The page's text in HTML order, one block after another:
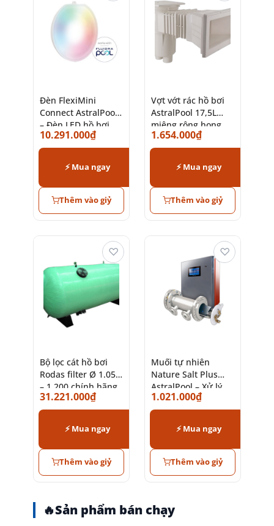
Đèn FlexiMini
Connect AstralPool
– Đèn LED hồ bơi
chính hãng Tây Ban
Nha
10.291.000₫
⚡ Mua ngay
Thêm vào giỷ
Vợt vớt rác hồ bơi
AstralPool 17,5L
miệng rộng họng
kéo dài
1.654.000₫
⚡ Mua ngay
Thêm vào giỷ
Bộ lọc cát hồ bơi
Rodas filter Ø 1.050
– 1.200 chính hãng
AstralPool
31.221.000₫
⚡ Mua ngay
Thêm vào giỷ
♡
Muối tự nhiên
Nature Salt Plus
AstralPool – Xử lý
nước hồ bơi hiệu
quả
1.021.000₫
⚡ Mua ngay
Thêm vào giỷ
♡
🔥Sản phẩm bán chạy